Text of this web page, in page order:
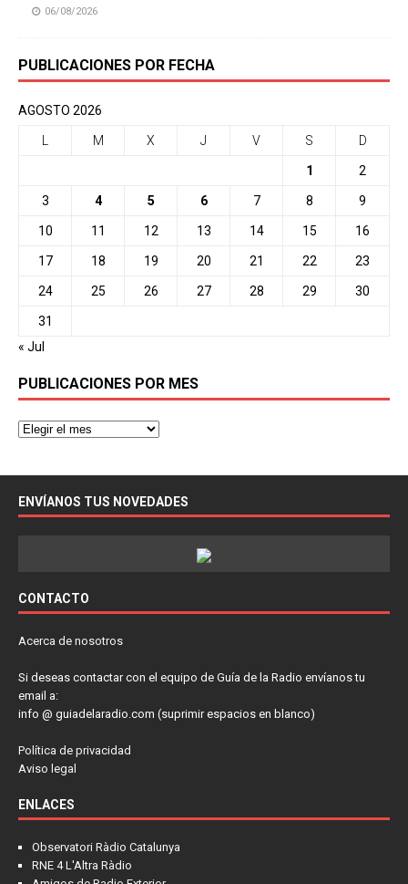
06/08/2026
PUBLICACIONES POR FECHA
AGOSTO 2026
M X J V S D
1 2
3 4 5 6 7 8 9
10 11 12 13 14 15 16
17 18 19 20 21 22 23
24 25 26 27 28 29 30
31
« Jul
PUBLICACIONES POR MES
ENVÍANOS TUS NOVEDADES
CONTACTO
Acerca de nosotros
Si deseas contactar con el equipo de Guía de la Radio envíanos tu
email a:
info @ guiadelaradio.com (suprimir espacios en blanco)
Política de privacidad
Aviso legal
ENLACES
Observatori Ràdio Catalunya
RNE 4 L'Altra Ràdio